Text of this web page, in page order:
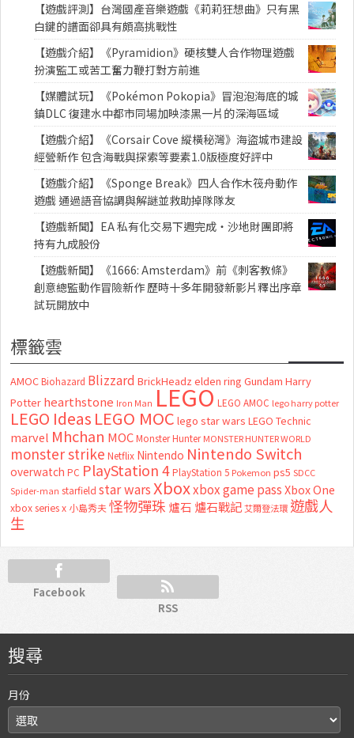
【遊戲評測】台灣國產音樂遊戲《莉莉狂想曲》只有黑
白鍵的譜面卻具有頗高挑戰性
【遊戲介紹】《Pyramidion》硬核雙人合作物理遊戲
扮演監工或苦工奮力鞭打對方前進
【媒體試玩】《Pokémon Pokopia》冒泡泡海底的城
鎮DLC 復建水中都市同場加映漆黑一片的深海區域
【遊戲介紹】《Corsair Cove 縱橫秘灣》海盜城市建設
經營新作 包含海戰與探索等要素1.0版極度好評中
【遊戲介紹】《Sponge Break》四人合作木筏舟動作
遊戲 通過語音協調與解謎並救助掉隊隊友
【遊戲新聞】EA 私有化交易下週完成・沙地財團即將
持有九成股份
【遊戲新聞】《1666: Amsterdam》前《刺客教條》
創意總監動作冒險新作 歷時十多年開發新影片釋出序章
試玩開放中
標籤雲
AMOC Biohazard Blizzard BrickHeadz elden ring Gundam Harry
Potter hearthstone Iron Man LEGO LEGO AMOC lego harry potter
LEGO Ideas LEGO MOC lego star wars LEGO Technic
marvel Mhchan MOC Monster Hunter MONSTER HUNTER WORLD
monster strike Netflix Nintendo Nintendo Switch
overwatch PC PlayStation 4 PlayStation 5 Pokemon ps5 SDCC
Spider-man starfield star warsXboxxbox game passXbox One
xbox series x 小島秀夫怪物彈珠 爐石 爐石戰記艾爾登法環 遊戲人
生
Facebook
RSS
搜尋
月份